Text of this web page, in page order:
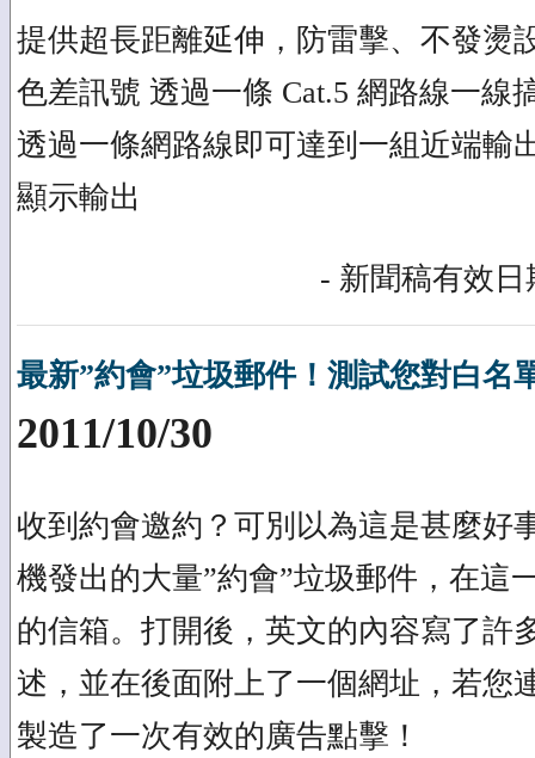
提供超長距離延伸，防雷擊、不發燙
色差訊號 透過一條 Cat.5 網路線一線
透過一條網路線即可達到一組近端輸
顯示輸出
- 新聞稿有效日
最新”約會”垃圾郵件！測試您對白名
2011/10/30
收到約會邀約？可別以為這是甚麼好
機發出的大量”約會”垃圾郵件，在這
的信箱。打開後，英文的內容寫了許
述，並在後面附上了一個網址，若您
製造了一次有效的廣告點擊！